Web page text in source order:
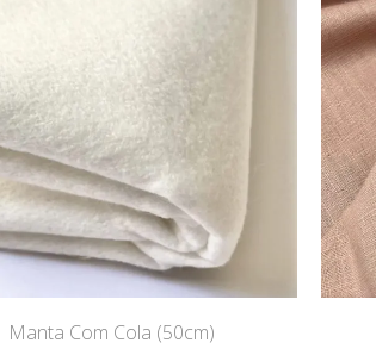
Manta Com Cola (50cm)